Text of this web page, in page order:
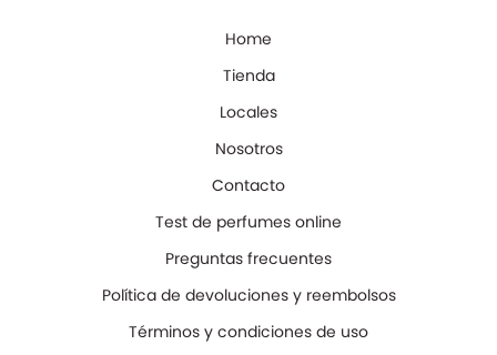
Home
Tienda
Locales
Nosotros
Contacto
Test de perfumes online
Preguntas frecuentes
Política de devoluciones y reembolsos
Términos y condiciones de uso